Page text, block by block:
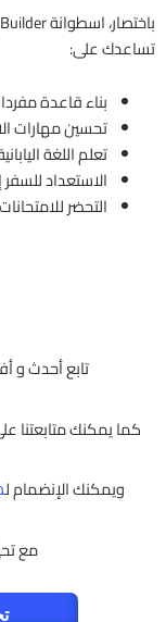
تساعدك على:
بناء قاعدة
تحسين مهارات
تعلم اللغة
الاستعداد للسفر
التحضر للامتحانات
تابع أحدث و
كما يمكنك متابعتنا
ويمكنك الإنضمام ل
مع